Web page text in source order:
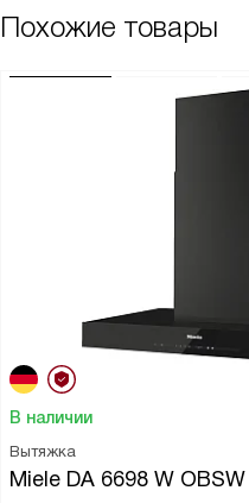
Похожие товары
В наличии
Вытяжка
Miele DA 6698 W OBSW